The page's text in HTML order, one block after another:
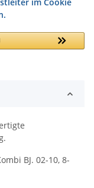
BJ. 02-10, 8-